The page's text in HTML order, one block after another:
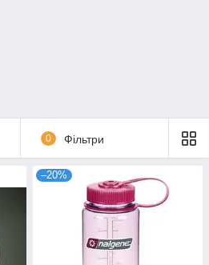
0 Фільтри
–20%